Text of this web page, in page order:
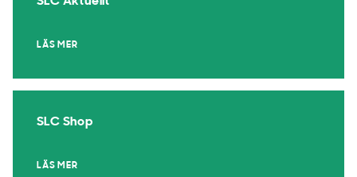
LÄS MER
SLC Shop
LÄS MER